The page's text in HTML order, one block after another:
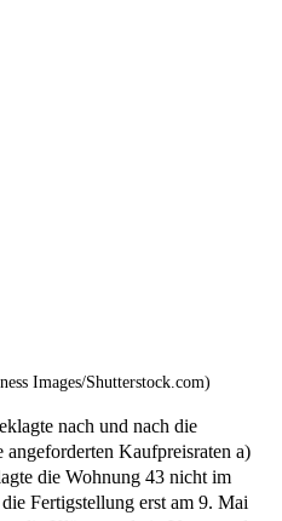
Images/Shutterstock.com)
nach und nach die
Kaufpreisraten a)
die Wohnung 43 nicht im
Fertigstellung erst am 9. Mai